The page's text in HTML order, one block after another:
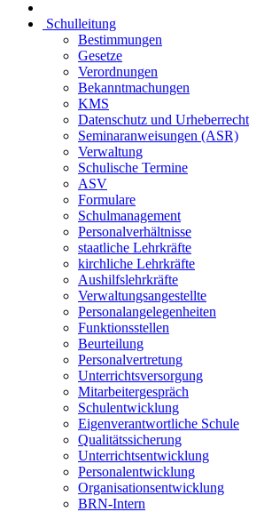
Schulleitung
Bestimmungen
Gesetze
Verordnungen
Bekanntmachungen
KMS
Datenschutz und Urheberrecht
Seminaranweisungen (ASR)
Verwaltung
Schulische Termine
ASV
Formulare
Schulmanagement
Personalverhältnisse
staatliche Lehrkräfte
kirchliche Lehrkräfte
Aushilfslehrkräfte
Verwaltungsangestellte
Personalangelegenheiten
Funktionsstellen
Beurteilung
Personalvertretung
Unterrichtsversorgung
Mitarbeitergespräch
Schulentwicklung
Eigenverantwortliche Schule
Qualitätssicherung
Unterrichtsentwicklung
Personalentwicklung
Organisationsentwicklung
BRN-Intern